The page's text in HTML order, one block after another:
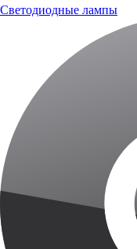
Светодиодные лампы